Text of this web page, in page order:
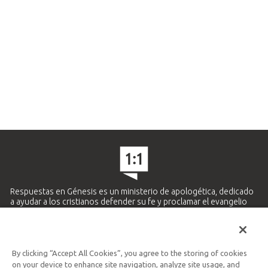
Respuestas en Génesis es un ministerio de apologética, dedicado
a ayudar a los cristianos defender su fe y proclamar el evangelio
Ministerio Hispano y Latinoamericano
By clicking “Accept All Cookies”, you agree to the storing of cookies
on your device to enhance site navigation, analyze site usage, and